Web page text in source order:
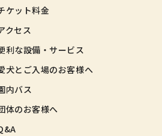
ケット料金
クセス
利な設備・サービス
犬とご入場のお客様へ
内バス
体のお客様へ